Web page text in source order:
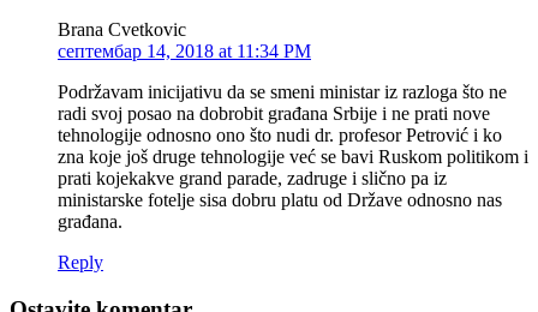
Brana Cvetkovic
септембар 14, 2018 at 11:34 PM
Podržavam inicijativu da se smeni ministar iz razloga što ne
radi svoj posao na dobrobit građana Srbije i ne prati nove
tehnologije odnosno ono što nudi dr. profesor Petrović i ko
zna koje još druge tehnologije već se bavi Ruskom politikom i
prati kojekakve grand parade, zadruge i slično pa iz
ministarske fotelje sisa dobru platu od Države odnosno nas
građana.
Reply